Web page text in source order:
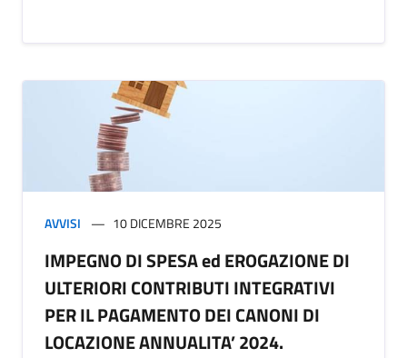
AVVISI 10 DICEMBRE 2025
IMPEGNO DI SPESA ed EROGAZIONE DI
ULTERIORI CONTRIBUTI INTEGRATIVI
PER IL PAGAMENTO DEI CANONI DI
LOCAZIONE ANNUALITA’ 2024.